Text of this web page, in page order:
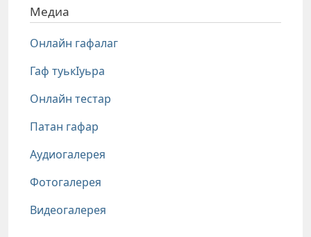
Медиа
Онлайн гафалаг
Гаф туькIуьра
Онлайн тестар
Патан гафар
Аудиогалерея
Фотогалерея
Видеогалерея